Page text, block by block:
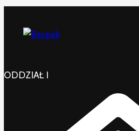
ODDZIAŁ I